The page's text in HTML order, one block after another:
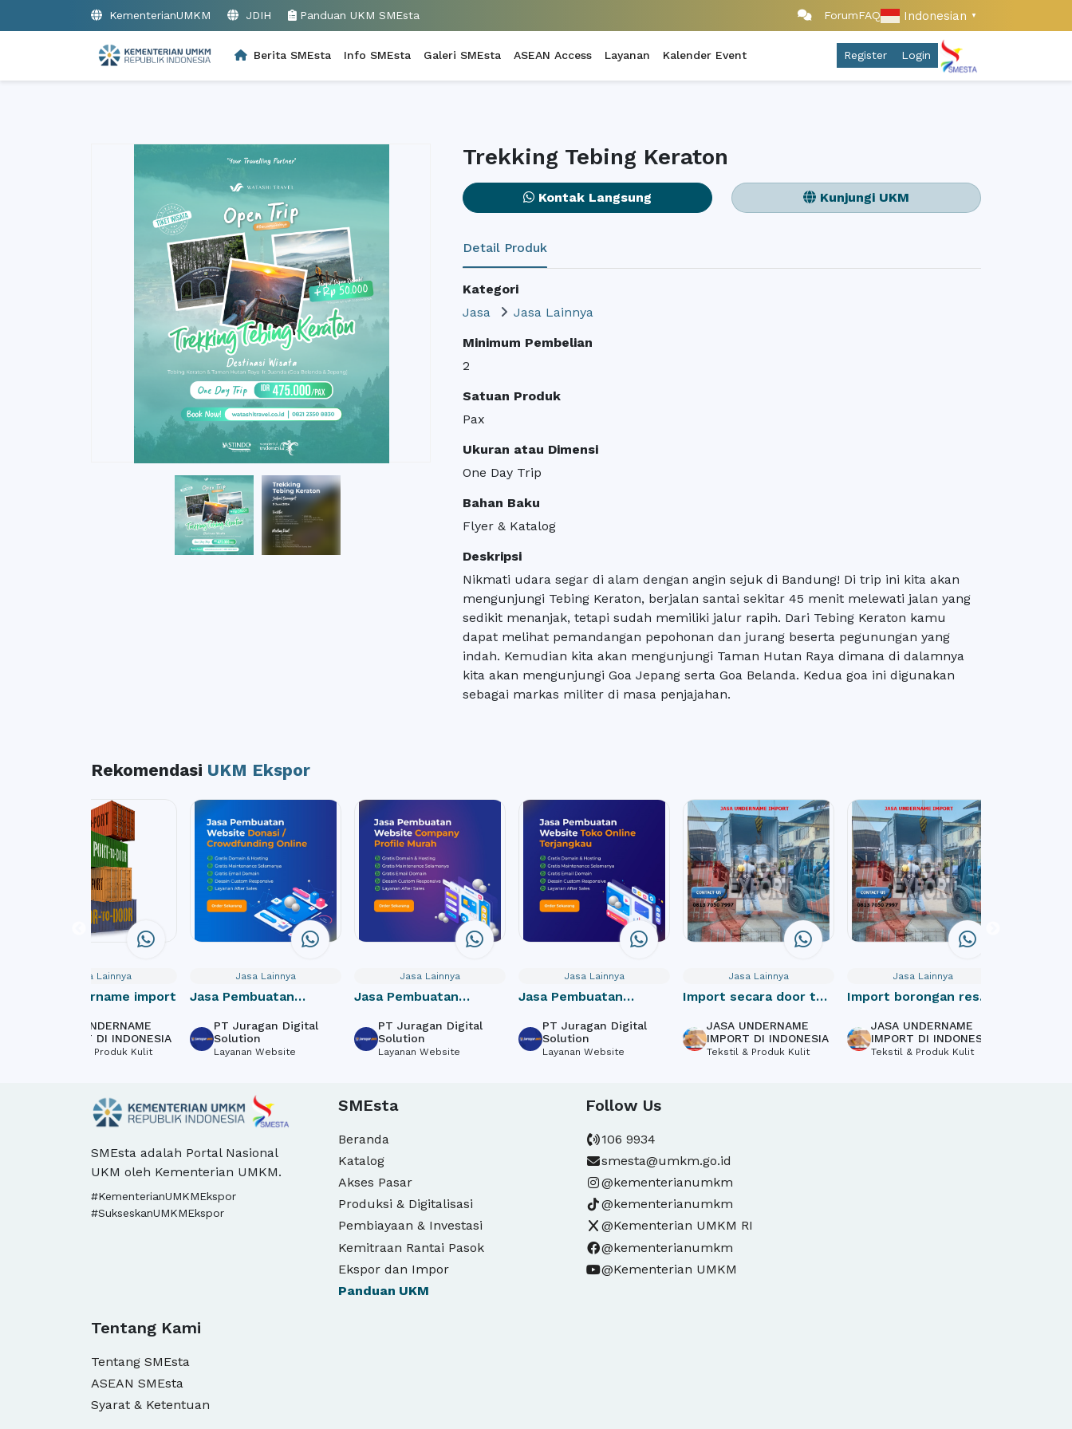
KementerianUMKM JDIH Panduan UKM SMEsta ForumFAQ Indonesian ▼
Berita SMEsta Info SMEsta Galeri SMEsta ASEAN Access Layanan Kalender Event Register Login
Trekking Tebing Keraton
Kontak Langsung Kunjungi UKM
Detail Produk
Kategori
Jasa
Jasa Lainnya
Minimum Pembelian
2
Satuan Produk
Pax
Ukuran atau Dimensi
One Day Trip
Bahan Baku
Flyer & Katalog
Deskripsi
Nikmati udara segar di alam dengan angin sejuk di Bandung! Di trip ini kita akan
mengunjungi Tebing Keraton, berjalan santai sekitar 45 menit melewati jalan yang
sedikit menanjak, tetapi sudah memiliki jalur rapih. Dari Tebing Keraton kamu
dapat melihat pemandangan pepohonan dan jurang beserta pegunungan yang
indah. Kemudian kita akan mengunjungi Taman Hutan Raya dimana di dalamnya
kita akan mengunjungi Goa Jepang serta Goa Belanda. Kedua goa ini digunakan
sebagai markas militer di masa penjajahan.
Rekomendasi UKM Ekspor
Jasa Lainnya
Jasa undername import
JASA UNDERNAME
IMPORT DI INDONESIA
Tekstil & Produk Kulit
Jasa Lainnya
Jasa Pembuatan
Crowdfunding Online
PT Juragan Digital
Solution
Layanan Website
Jasa Lainnya
Jasa Pembuatan
Company Profile
PT Juragan Digital
Solution
Layanan Website
Jasa Lainnya
Jasa Pembuatan
e-Commerce
PT Juragan Digital
Solution
Layanan Website
Jasa Lainnya
Import secara door to
JASA UNDERNAME
IMPORT DI INDONESIA
Tekstil & Produk Kulit
Jasa Lainnya
Import borongan resmi
JASA UNDERNAME
IMPORT DI INDONESIA
Tekstil & Produk Kulit
SMEsta adalah Portal Nasional
UKM oleh Kementerian UMKM.
#KementerianUMKMEkspor
#SukseskanUMKMEkspor
SMEsta
Beranda
Katalog
Akses Pasar
Produksi & Digitalisasi
Pembiayaan & Investasi
Kemitraan Rantai Pasok
Ekspor dan Impor
Panduan UKM
Follow Us
106 9934
smesta@umkm.go.id
@kementerianumkm
@kementerianumkm
@Kementerian UMKM RI
@kementerianumkm
@Kementerian UMKM
Tentang Kami
Tentang SMEsta
ASEAN SMEsta
Syarat & Ketentuan